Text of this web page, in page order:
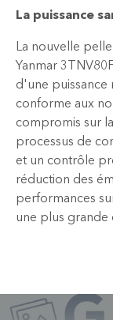
La puissance
La nouvelle
Yanmar
d'une puissance
conforme aux
compromis sur
processus de
et un contrôle
réduction des
performances
une plus grande